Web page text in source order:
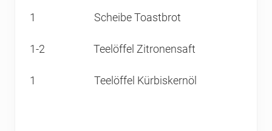
1 Scheibe Toastbrot
1-2 Teelöffel Zitronensaft
1 Teelöffel Kürbiskernöl